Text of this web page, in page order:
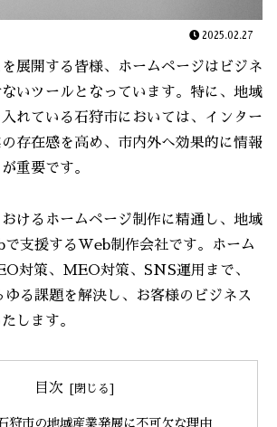
2025.02.27
展開する皆様、ホームページはビジネ
いツールとなっています。特に、地域
れている石狩市においては、インター
存在感を高め、市内外へ効果的に情報
重要です。
けるホームページ制作に精通し、地域
で支援するWeb制作会社です。ホーム
対策、MEO対策、SNS運用まで、
る課題を解決し、お客様のビジネス
します。
目次
狩市の地域産業発展に不可欠な理由